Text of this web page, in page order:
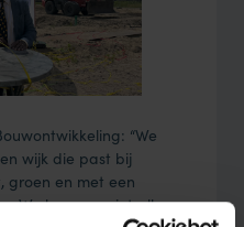
“We
wijk die past bij
groen en met een
We bouwen niet alleen